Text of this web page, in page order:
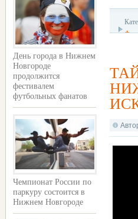
День города в Нижнем
Новгороде
продолжится
фестивалем
футбольных фанатов
Чемпионат России по
паркуру состоится в
Нижнем Новгороде